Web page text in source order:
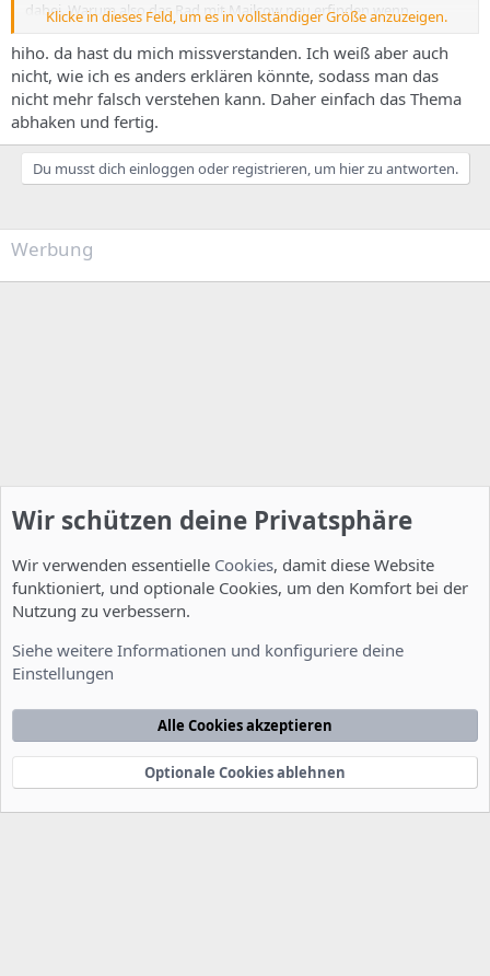
dabei. Warum also das Rad mit Mailcow neu erfinden wenn
ISPConfig das eh alles kann und integriert anbietet plus noch viel
mehr Funktionn hat wie web management, DNS usw.
Klicke in dieses Feld, um es in vollständiger Größe anzuzeigen.
hiho. da hast du mich missverstanden. Ich weiß aber auch
nicht, wie ich es anders erklären könnte, sodass man das
nicht mehr falsch verstehen kann. Daher einfach das Thema
abhaken und fertig.
Du musst dich einloggen oder registrieren, um hier zu antworten.
Werbung
Nutzungsbedingungen Datenschutzerklärung
Startseite
e
Community platform by XenForo® © 2010-2022 XenForo Ltd.
xenDach©2010-2014
Wir schützen deine Privatsphäre
Wir verwenden essentielle Cookies, damit diese Website
funktioniert, und optionale Cookies, um den Komfort bei der
Nutzung zu verbessern.
Siehe weitere Informationen und konfiguriere deine
Einstellungen
Alle Cookies akzeptieren
Optionale Cookies ablehnen